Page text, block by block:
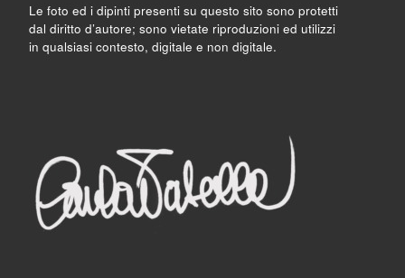
Le foto ed i dipinti presenti su questo sito sono protetti
dal diritto d’autore; sono vietate riproduzioni ed utilizzi
in qualsiasi contesto, digitale e non digitale.